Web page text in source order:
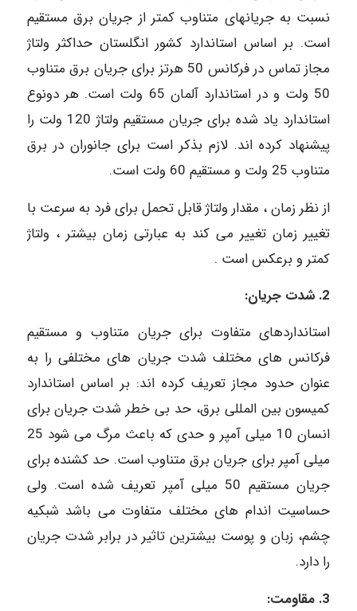
نسبت به جریانهای متناوب کمتر از جریان برق مستقیم
است. بر اساس استاندارد کشور انگلستان حداکثر ولتاژ
مجاز تماس در فرکانس 50 هرتز برای جریان برق متناوب
50 ولت و در استاندارد آلمان 65 ولت است. هر دونوع
استاندارد یاد شده برای جریان مستقیم ولتاژ 120 ولت را
پیشنهاد کرده اند. لازم بذکر است برای جانوران در برق
متناوب 25 ولت و مستقیم 60 ولت است.
از نظر زمان ، مقدار ولتاژ قابل تحمل برای فرد به سرعت با
تغییر زمان تغییر می کند به عبارتی زمان بیشتر ، ولتاژ
کمتر و برعکس است .
2. شدت جریان:
استانداردهای متفاوت برای جریان متناوب و مستقیم
فرکانس های مختلف شدت جریان های مختلفی را به
عنوان حدود مجاز تعریف کرده اند: بر اساس استاندارد
کمیسون بین المللی برق، حد بی خطر شدت جریان برای
انسان 10 میلی آمپر و حدی که باعث مرگ می شود 25
میلی آمپر برای جریان برق متناوب است. حد کشنده برای
جریان مستقیم 50 میلی آمپر تعریف شده است. ولی
حساسیت اندام های مختلف متفاوت می باشد شبکیه
چشم، زبان و پوست بیشترین تاثیر در برابر شدت جریان
را دارد.
3. مقاومت: